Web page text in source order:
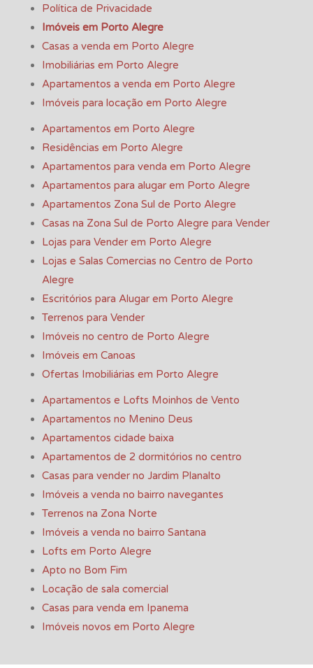
Política de Privacidade
Imóveis em Porto Alegre
Casas a venda em Porto Alegre
Imobiliárias em Porto Alegre
Apartamentos a venda em Porto Alegre
Imóveis para locação em Porto Alegre
Apartamentos em Porto Alegre
Residências em Porto Alegre
Apartamentos para venda em Porto Alegre
Apartamentos para alugar em Porto Alegre
Apartamentos Zona Sul de Porto Alegre
Casas na Zona Sul de Porto Alegre para Vender
Lojas para Vender em Porto Alegre
Lojas e Salas Comercias no Centro de Porto
Alegre
Escritórios para Alugar em Porto Alegre
Terrenos para Vender
Imóveis no centro de Porto Alegre
Imóveis em Canoas
Ofertas Imobiliárias em Porto Alegre
Apartamentos e Lofts Moinhos de Vento
Apartamentos no Menino Deus
Apartamentos cidade baixa
Apartamentos de 2 dormitórios no centro
Casas para vender no Jardim Planalto
Imóveis a venda no bairro navegantes
Terrenos na Zona Norte
Imóveis a venda no bairro Santana
Lofts em Porto Alegre
Apto no Bom Fim
Locação de sala comercial
Casas para venda em Ipanema
Imóveis novos em Porto Alegre